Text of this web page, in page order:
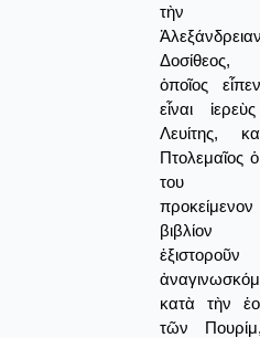
τὴν
ὁποῖος
εἶναι
Λευίτης,
Πτολεμαῖος
του
προκείμενον
κατὰ τὴν
τῶν